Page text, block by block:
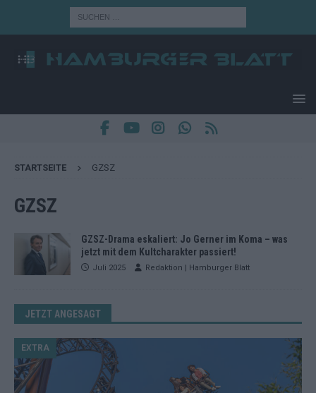
STARTSEITE GZSZ
GZSZ
GZSZ-Drama eskaliert: Jo Gerner im Koma – was
jetzt mit dem Kultcharakter passiert!
Juli 2025 Redaktion | Hamburger Blatt
JETZT ANGESAGT
EXTRA